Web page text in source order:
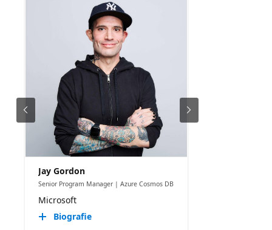
Jay Gordon
Senior Program Manager | Azure Cosmos DB
Microsoft
Biografie